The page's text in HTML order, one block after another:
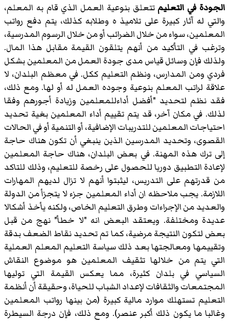
الجودة في التعليم تتعلق بنوعية العمل الذي قام به المعلم،
والتي له آثار كبيرة على تلاميذ ه وطلابه كذلك، يتم دفع رواتب
المعلمين، سواء من خلال الضرائب أو من خلال الرسوم المدرسية،
وترغب في التأكيد من أنهم يتلقون القيمة مقابل هذا المال.
ولذلك فإن وسائل قياس مدى جودة العمل من المعلمين بشكل
فردي ومن المدارس، ونظم التعليم ككل. في معظم البلدان، لا
علاقة لراتب المعلم بنوعية وجوده العمل له أو لها. ومع ذلك،
فقد نظم لتحديد "أفضل أداءللمعلمين وزيادة أجورهم وفقا
لذلك. في مكان آخر، قد يتم تقييم أداء المعلمين بغية تحديد
احتياجات المعلمين للتدريبات الإضافية، أو التنمية أو في الحالات
القصوى، وتحديد المدرسين الذين ينبغي أن تكون هناك حاجة
إلى ترك هذه المهنة. في بعض البلدان، هناك حاجة المعلمين
لإعادة التطبيق دوريا للحصول على رخصة للتعليم، وذلك للتاكد
من قدرتهم على التدريس، ليثبتوا أنهم لا تزال لديهم المهارات
اللازمة. يجب ملاحظه ان أداء المعلمين جزء لا يتجزأ من الدولة
والعديد من الإجراءات وطرق التعليم الخاص، ولكنه يأخذ أشكالا
عديدة ومختلفة. ويعتقد البعض انه "لا خطأ" نهج من قبل
بعض لتكون النتيجة مرضية، كما تم تحديد نقاط الضعف بدقة
وتقييمها ومعالجتها بعد ذلك سياسة التعليم المعلم العملية
التي يتم من خلالها تثقيف المعلمين هو موضوع النقاش
السياسي في بلدان كثيرة، مما يعكس القيمة التي توليها
المجتمعات والثقافات لإعداد الشباب للحياة، وحقيقة أن أنظمة
التعليم تستهلك موارد مالية كبيرة (من بينها رواتب المعلمين
وغالبا ما يكون ذلك أكبر عنصر). ومع ذلك، فإن درجة السيطرة